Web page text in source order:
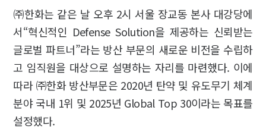
㈜한화는 같은 날 오후 2시 서울 장교동 본사 대강당에
서“혁신적인 Defense Solution을 제공하는 신뢰받는
글로벌 파트너”라는 방산 부문의 새로운 비전을 수립하
고 임직원을 대상으로 설명하는 자리를 마련했다. 이에
따라 ㈜한화 방산부문은 2020년 탄약 및 유도무기 체계
분야 국내 1위 및 2025년 Global Top 30이라는 목표를
설정했다.